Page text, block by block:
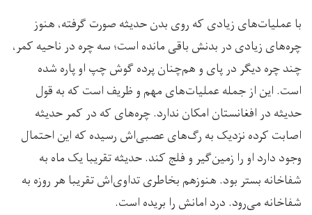
با عملیات‌های زیادی که روی بدن حدیثه صورت گرفته، هنوز
چره‌های زیادی در بدنش باقی مانده است؛ سه چره در ناحیه کمر،
چند چره دیگر در پای و هم‌چنان پرده گوش چپ او پاره شده
است. این از جمله عملیات‌های مهم و ظریف است که به قول
حدیثه در افغانستان امکان ندارد. چره‌های که در کمر حدیثه
اصابت کرده نزدیک به رگ‌های عصبی‌اش رسیده که این احتمال
وجود دارد او را زمین‌گیر و فلج کند. حدیثه تقریبا یک ماه به
شفاخانه بستر بود. هنوزهم بخاطری تداوی‌اش تقریبا هر روزه به
شفاخانه می‌رود. درد امانش را بریده است.